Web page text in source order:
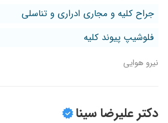
جراح کلیه و مجاری ادراری و تناسلی
فلوشیپ پیوند کلیه
نیرو هوایی
دکتر علیرضا سینا